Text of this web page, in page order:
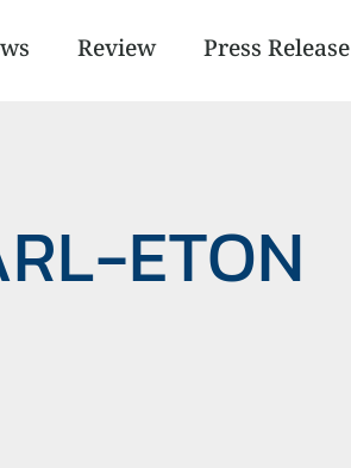
Review Press Release
ETON